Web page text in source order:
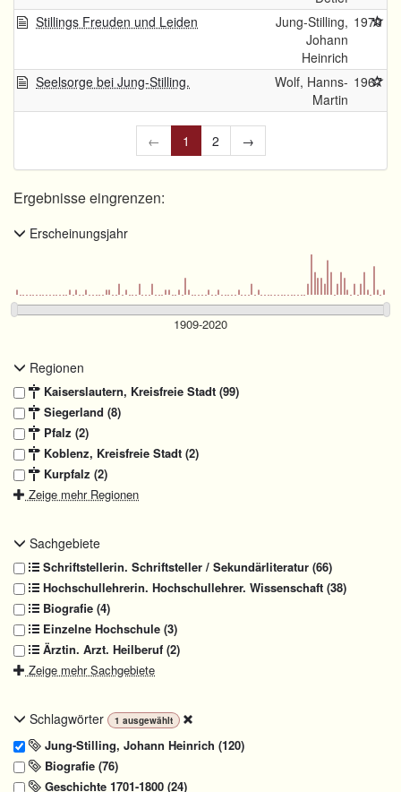
Stillings Freuden und Leiden
Jung-Stilling,
Johann
Heinrich
1970
Seelsorge bei Jung-Stilling.
Wolf, Hanns-
Martin
1967
← 1 2 →
Ergebnisse eingrenzen:
Erscheinungsjahr
Regionen
Kaiserslautern, Kreisfreie Stadt (99)
Siegerland (8)
Pfalz (2)
Koblenz, Kreisfreie Stadt (2)
Kurpfalz (2)
Zeige mehr Regionen
Sachgebiete
Schriftstellerin. Schriftsteller / Sekundärliteratur (66)
Hochschullehrerin. Hochschullehrer. Wissenschaft (38)
Biografie (4)
Einzelne Hochschule (3)
Ärztin. Arzt. Heilberuf (2)
Zeige mehr Sachgebiete
Schlagwörter 1 ausgewählt
Jung-Stilling, Johann Heinrich (120)
Biografie (76)
Geschichte 1701-1800 (24)